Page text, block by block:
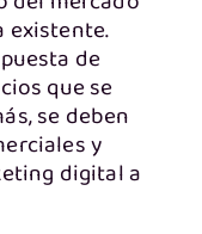
existente.
de
que se
se deben
y
digital a